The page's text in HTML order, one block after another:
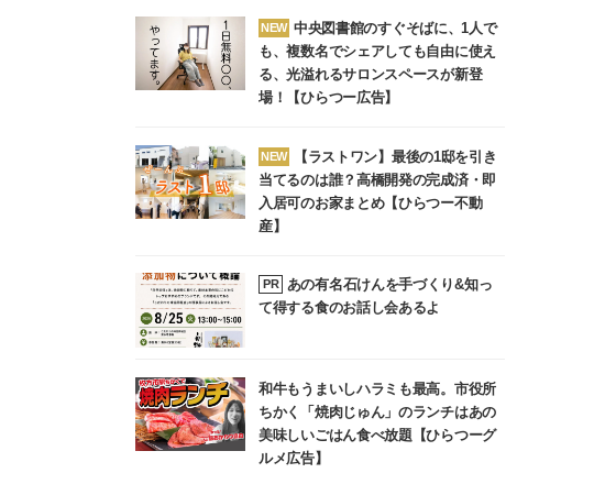
NEW 中央図書館のすぐそばに、1人で
も、複数名でシェアしても自由に使え
る、光溢れるサロンスペースが新登
場！【ひらつー広告】
NEW
【ラストワン】最後の1邸を引き
当てるのは誰？高橋開発の完成済・即
入居可のお家まとめ【ひらつー不動
産】
PR
あの有名石けんを手づくり&知っ
て得する食のお話し会あるよ
和牛もうまいしハラミも最高。市役所
ちかく「焼肉じゅん」のランチはあの
美味しいごはん食べ放題【ひらつーグ
ルメ広告】